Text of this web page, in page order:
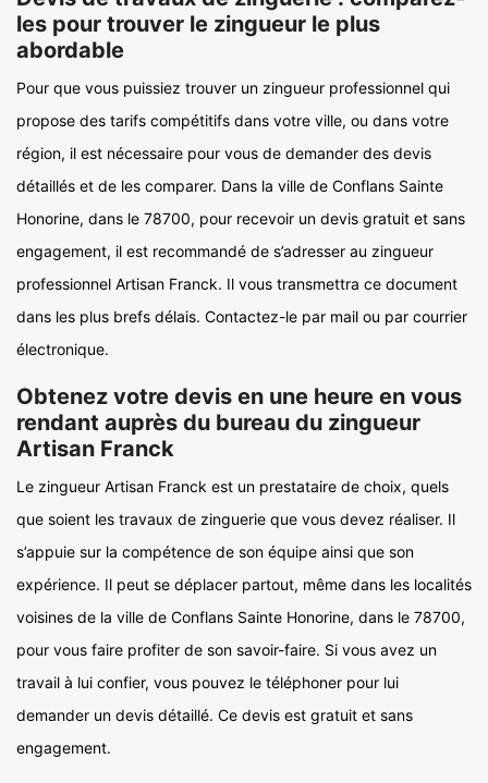
les pour trouver le zingueur le plus
abordable
Pour que vous puissiez trouver un zingueur professionnel qui
propose des tarifs compétitifs dans votre ville, ou dans votre
région, il est nécessaire pour vous de demander des devis
détaillés et de les comparer. Dans la ville de Conflans Sainte
Honorine, dans le 78700, pour recevoir un devis gratuit et sans
engagement, il est recommandé de s’adresser au zingueur
professionnel Artisan Franck. Il vous transmettra ce document
dans les plus brefs délais. Contactez-le par mail ou par courrier
électronique.
Obtenez votre devis en une heure en vous
rendant auprès du bureau du zingueur
Artisan Franck
Le zingueur Artisan Franck est un prestataire de choix, quels
que soient les travaux de zinguerie que vous devez réaliser. Il
s’appuie sur la compétence de son équipe ainsi que son
expérience. Il peut se déplacer partout, même dans les localités
voisines de la ville de Conflans Sainte Honorine, dans le 78700,
pour vous faire profiter de son savoir-faire. Si vous avez un
travail à lui confier, vous pouvez le téléphoner pour lui
demander un devis détaillé. Ce devis est gratuit et sans
engagement.